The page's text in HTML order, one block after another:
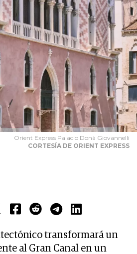
Orient Express Palacio Donà Giovannelli
CORTESÍA DE ORIENT EXPRESS
transformará un
al Gran Canal en un